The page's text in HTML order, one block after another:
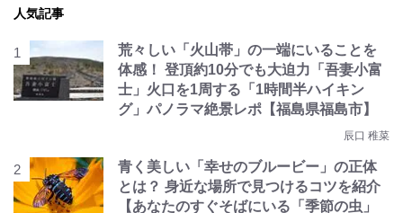
人気記事
荒々しい「火山帯」の一端にいることを
体感！ 登頂約10分でも大迫力「吾妻小富
士」火口を1周する「1時間半ハイキン
グ」パノラマ絶景レポ【福島県福島市】
辰口 稚菜
青く美しい「幸せのブルービー」の正体
とは？ 身近な場所で見つけるコツを紹介
【あなたのすぐそばにいる「季節の虫」